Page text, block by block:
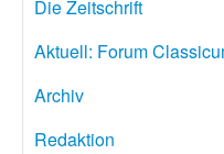
Die Zeitschrift
Aktuell: Forum
Archiv
Redaktion